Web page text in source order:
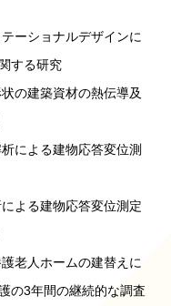
ーショナルデザインに
する研究
の建築資材の熱伝導及
による建物応答変位測
よる建物応答変位測定
老人ホームの建替えに
の3年間の継続的な調査